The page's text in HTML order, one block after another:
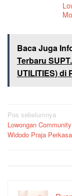
Baca Juga
Terbaru
UTILITIES) di
Navigasi
pos
Pos sebelumnya
Lowongan
Widodo Praja Perkasa